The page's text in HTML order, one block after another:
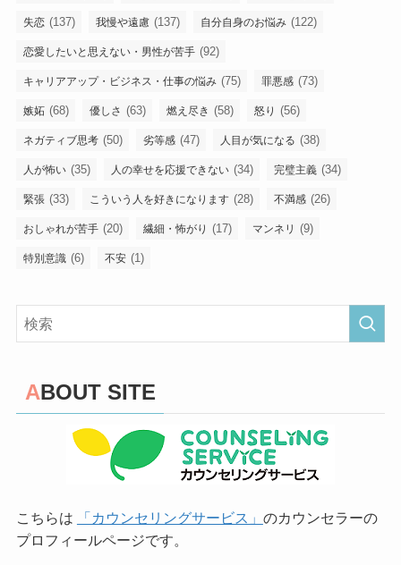
失恋 (137) 我慢や遠慮 (137) 自分自身のお悩み (122)
恋愛したいと思えない・男性が苦手 (92)
キャリアアップ・ビジネス・仕事の悩み (75) 罪悪感 (73)
嫉妬 (68) 優しさ (63) 燃え尽き (58) 怒り (56)
ネガティブ思考 (50) 劣等感 (47) 人目が気になる (38)
人が怖い (35) 人の幸せを応援できない (34) 完璧主義 (34)
緊張 (33) こういう人を好きになります (28) 不満感 (26)
おしゃれが苦手 (20) 繊細・怖がり (17) マンネリ (9)
特別意識 (6) 不安 (1)
ABOUT SITE
こちらは 「カウンセリングサービス」 のカウンセラーの
プロフィールページです。